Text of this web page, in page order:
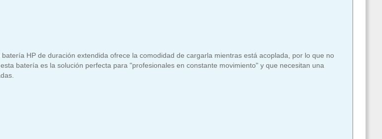
HP de duración extendida ofrece la comodidad de cargarla mientras está acoplada, por lo que no
batería es la solución perfecta para "profesionales en constante movimiento" y que necesitan una